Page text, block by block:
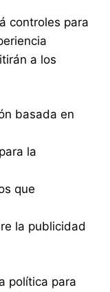
controles para
a los
basada en
la
que
la publicidad
política para